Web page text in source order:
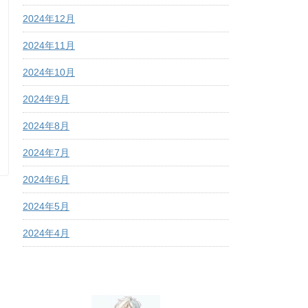
2024年12月
2024年11月
2024年10月
2024年9月
2024年8月
2024年7月
2024年6月
2024年5月
2024年4月